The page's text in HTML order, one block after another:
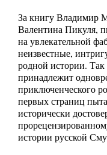
За книгу Владимир
Валентина Пикуля,
на увлекательной
неизвестные,
родной истории.
принадлежит
приключенческого
первых страниц
исторически
истории русской